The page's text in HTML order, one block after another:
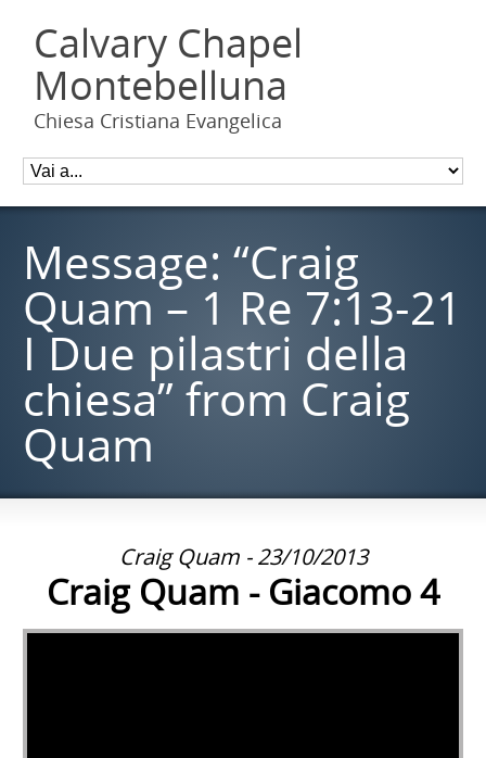
Calvary Chapel
Montebelluna
Chiesa Cristiana Evangelica
Message: “Craig
Quam – 1 Re 7:13-21
I Due pilastri della
chiesa” from Craig
Quam
Craig Quam - 23/10/2013
Craig Quam - Giacomo 4